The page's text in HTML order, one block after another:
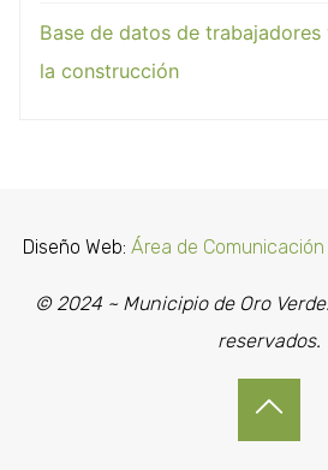
Base de datos de
la construcción
Diseño Web: Área de Comunicación
© 2024 ~ Municipio de Oro
reservados.